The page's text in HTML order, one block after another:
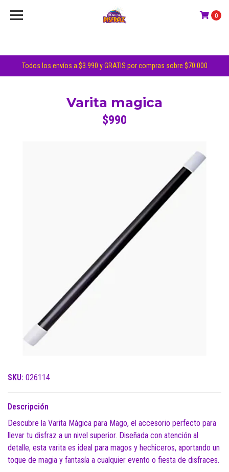
Todos los envíos a $3.990 y GRATIS por compras sobre $70.000
0
Varita magica
$990
SKU: 026114
Descripción
Descubre la Varita Mágica para Mago, el accesorio perfecto para
llevar tu disfraz a un nivel superior. Diseñada con atención al
detalle, esta varita es ideal para magos y hechiceros, aportando un
toque de magia y fantasía a cualquier evento o fiesta de disfraces.